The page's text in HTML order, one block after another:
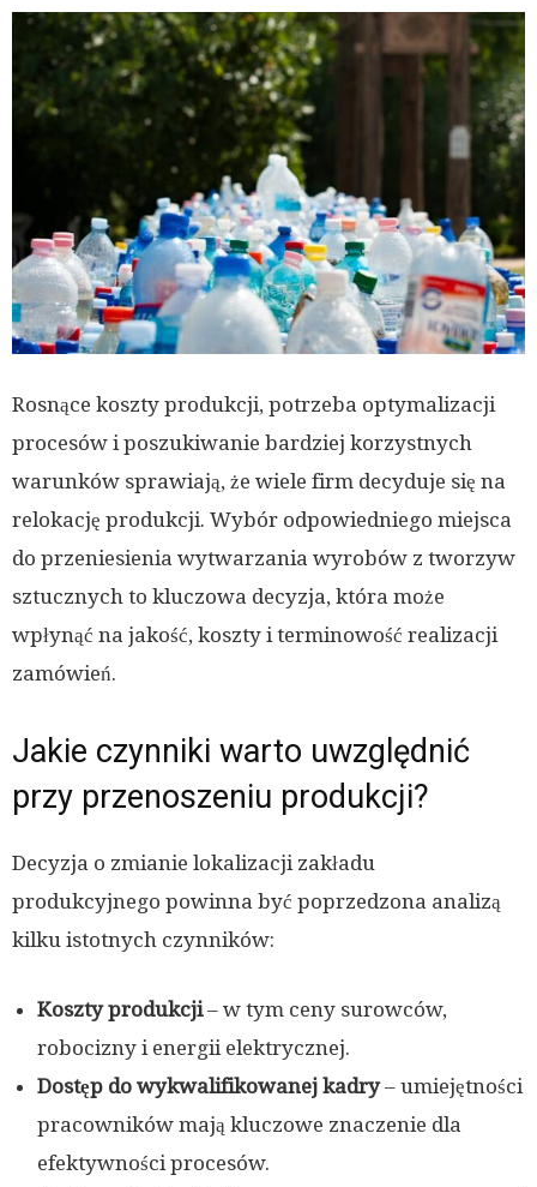
Rosnące koszty produkcji, potrzeba optymalizacji
procesów i poszukiwanie bardziej korzystnych
warunków sprawiają, że wiele firm decyduje się na
relokację produkcji. Wybór odpowiedniego miejsca
do przeniesienia wytwarzania wyrobów z tworzyw
sztucznych to kluczowa decyzja, która może
wpłynąć na jakość, koszty i terminowość realizacji
zamówień.
Jakie czynniki warto uwzględnić
przy przenoszeniu produkcji?
Decyzja o zmianie lokalizacji zakładu
produkcyjnego powinna być poprzedzona analizą
kilku istotnych czynników:
Koszty produkcji– w tym ceny surowców,
robocizny i energii elektrycznej.
Dostęp do wykwalifikowanej kadry– umiejętności
pracowników mają kluczowe znaczenie dla
efektywności procesów.